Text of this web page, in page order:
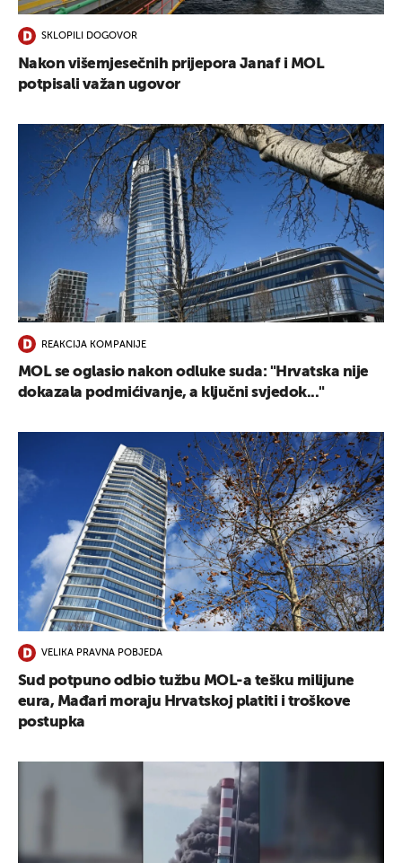
SKLOPILI DOGOVOR
Nakon višemjesečnih prijepora Janaf i MOL
potpisali važan ugovor
REAKCIJA KOMPANIJE
MOL se oglasio nakon odluke suda: "Hrvatska nije
dokazala podmićivanje, a ključni svjedok..."
VELIKA PRAVNA POBJEDA
Sud potpuno odbio tužbu MOL-a tešku milijune
eura, Mađari moraju Hrvatskoj platiti i troškove
postupka